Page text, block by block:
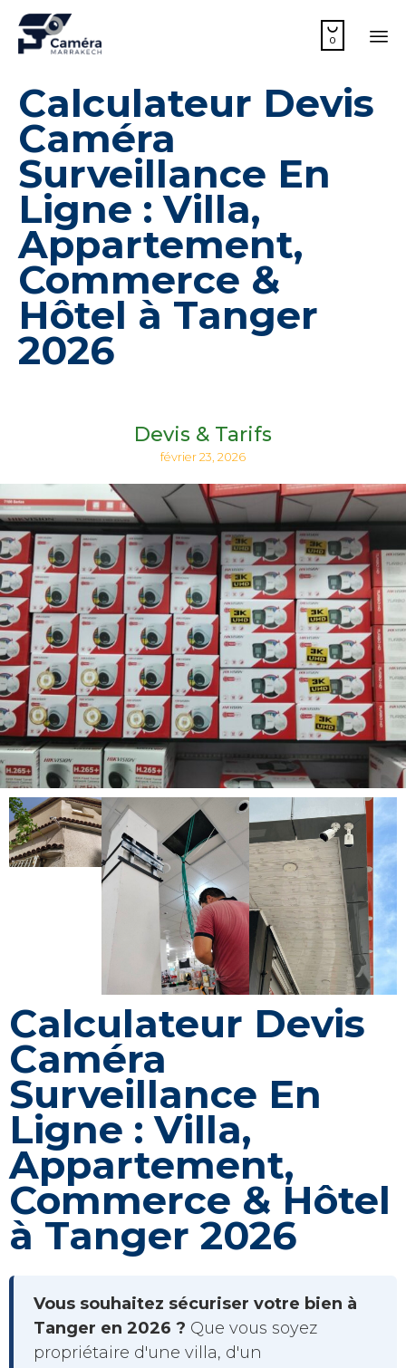

0
Calculateur Devis
Caméra
Surveillance En
Ligne : Villa,
Appartement,
Commerce &
Hôtel à Tanger
2026
Devis & Tarifs
février 23, 2026
Calculateur Devis
Caméra
Surveillance En
Ligne : Villa,
Appartement,
Commerce & Hôtel
à Tanger 2026
Vous souhaitez sécuriser votre bien à
Tanger en 2026 ? Que vous soyez
propriétaire d'une villa, d'un